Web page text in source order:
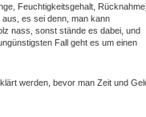
Feuchtigkeitsgehalt,
es sei denn, man kann
nass, sonst stände es dabei, und
Fall geht es um einen
werden, bevor man Zeit und